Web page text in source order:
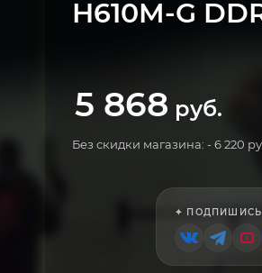
H610M-G
5 868 руб.
Без скидки магазина: -6 220
✦